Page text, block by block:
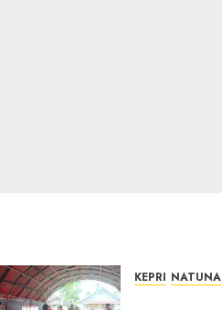
KEPRI NATUNA